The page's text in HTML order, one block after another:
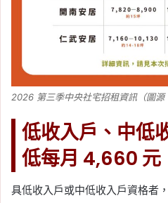
2026 第三季中央社宅招租資訊（圖源
低收入戶、中低
低每月 4,660 元
具低收入戶或中低收入戶資格者